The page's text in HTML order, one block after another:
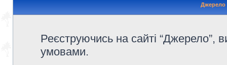
Джерело
Реєструючись на сайті “Джерело”,
умовами.